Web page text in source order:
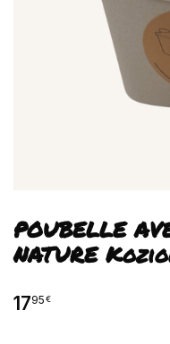
POUBELLE
NATURE
1795€